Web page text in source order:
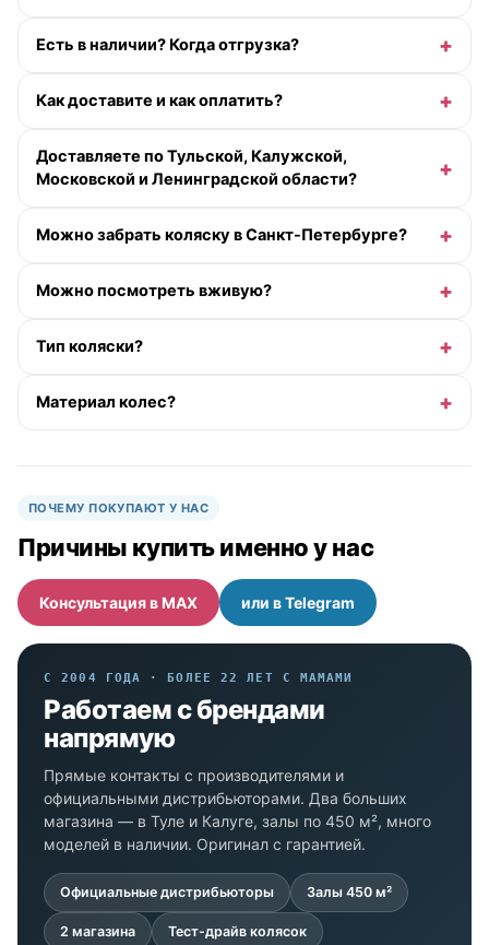
Есть в наличии? Когда отгрузка?
Как доставите и как оплатить?
Доставляете по Тульской, Калужской,
Московской и Ленинградской области?
Можно забрать коляску в Санкт-Петербурге?
Можно посмотреть вживую?
Тип коляски?
Материал колес?
ПОЧЕМУ ПОКУПАЮТ У НАС
Причины купить именно у нас
Консультация в MAX или в Telegram
С 2004 ГОДА · БОЛЕЕ 22 ЛЕТ С МАМАМИ
Работаем с брендами
напрямую
Прямые контакты с производителями и
официальными дистрибьюторами. Два больших
магазина — в Туле и Калуге, залы по 450 м², много
моделей в наличии. Оригинал с гарантией.
Официальные дистрибьюторы Залы 450 м²
2 магазина Тест-драйв колясок